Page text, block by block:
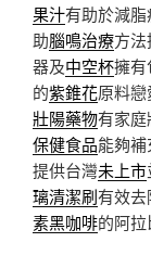
果汁有助於減
助腦鳴治療方
器及中空杯擁有
的紫錐花原料
壯陽藥物有家
保健食品能夠
提供台灣未上市
璃清潔刷有效
素黑咖啡的阿